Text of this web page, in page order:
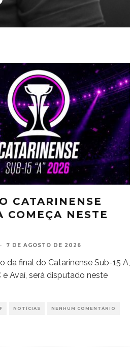
CATARINENSE
COMEÇA NESTE
· 7 DE AGOSTO DE 2026
da final do Catarinense Sub-15 A,
e Avaí, será disputado neste
NOTÍCIAS NENHUM COMENTÁRIO